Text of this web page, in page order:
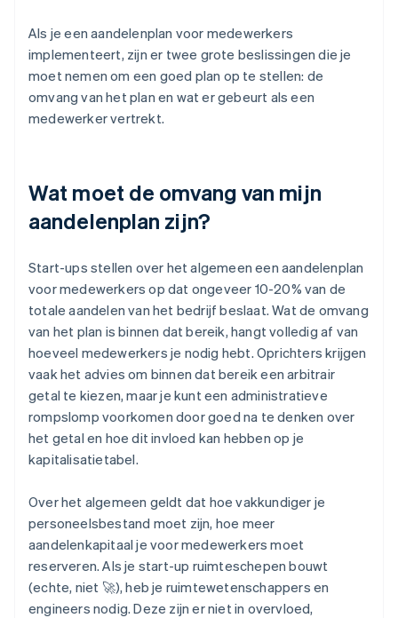
Als je een aandelenplan voor medewerkers
implementeert, zijn er twee grote beslissingen die je
moet nemen om een goed plan op te stellen: de
omvang van het plan en wat er gebeurt als een
medewerker vertrekt.
Wat moet de omvang van mijn
aandelenplan zijn?
Start-ups stellen over het algemeen een aandelenplan
voor medewerkers op dat ongeveer 10-20% van de
totale aandelen van het bedrijf beslaat. Wat de omvang
van het plan is binnen dat bereik, hangt volledig af van
hoeveel medewerkers je nodig hebt. Oprichters krijgen
vaak het advies om binnen dat bereik een arbitrair
getal te kiezen, maar je kunt een administratieve
rompslomp voorkomen door goed na te denken over
het getal en hoe dit invloed kan hebben op je
kapitalisatietabel.
Over het algemeen geldt dat hoe vakkundiger je
personeelsbestand moet zijn, hoe meer
aandelenkapitaal je voor medewerkers moet
reserveren. Als je start-up ruimteschepen bouwt
(echte, niet 🚀), heb je ruimtewetenschappers en
engineers nodig. Deze zijn er niet in overvloed,